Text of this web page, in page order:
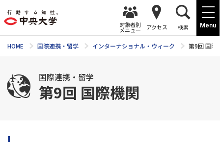
Menu
対象者別
メニュー アクセス 検索
HOME 国際連携・留学 インターナショナル・ウィーク 第9回 国際
国際連携・留学
第9回 国際機関